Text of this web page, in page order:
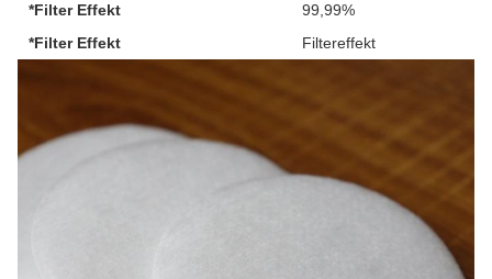
*Filter Effekt
99,99%
*Filter Effekt
Filtereffekt